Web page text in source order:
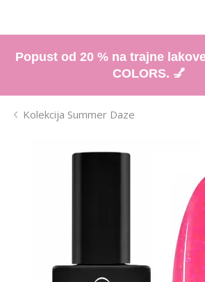
Popust od 20 % na trajne
COLORS. 💅
Kolekcija Summer Daze